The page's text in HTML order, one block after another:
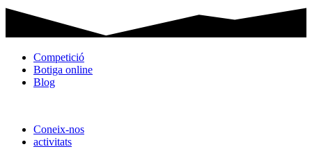
Competició
Botiga online
Blog
Coneix-nos
activitats